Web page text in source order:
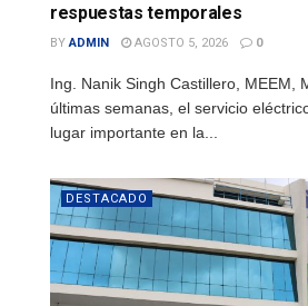
respuestas temporales
BY ADMIN AGOSTO 5, 2026 0
Ing. Nanik Singh Castillero, MEEM,
últimas semanas, el servicio
lugar importante en la...
DESTACADO